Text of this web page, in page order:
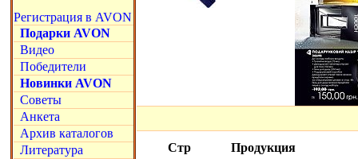
Регистрация в AVON
Подарки AVON
Видео
Победители
Новинки AVON
Советы
Анкета
Архив каталогов
Литература
Стр Продукция